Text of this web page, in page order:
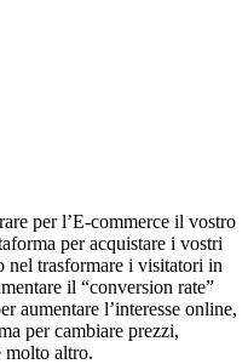
per l’E-commerce il vostro
per acquistare i vostri
nel trasformare i visitatori in
il “conversion rate”
aumentare l’interesse online,
per cambiare prezzi,
molto altro.